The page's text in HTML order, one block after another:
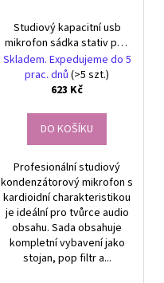
Studiový kapacitní usb
mikrofon sádka stativ pop
kardioidní filtr
Skladem. Expedujeme do 5
prac. dnů (>5 szt.)
623 Kč
DO KOŠÍKU
Profesionální studiový
kondenzátorový mikrofon s
kardioidní charakteristikou
je ideální pro tvůrce audio
obsahu. Sada obsahuje
kompletní vybavení jako
stojan, pop filtr a...